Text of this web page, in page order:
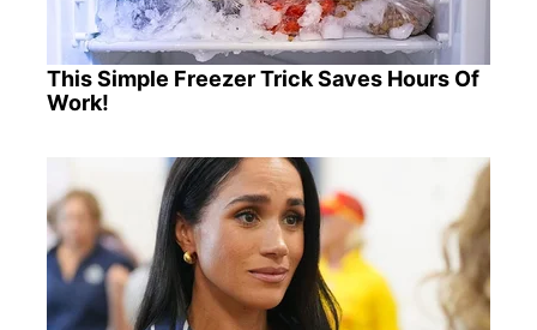
This Simple Freezer Trick Saves Hours Of
Work!